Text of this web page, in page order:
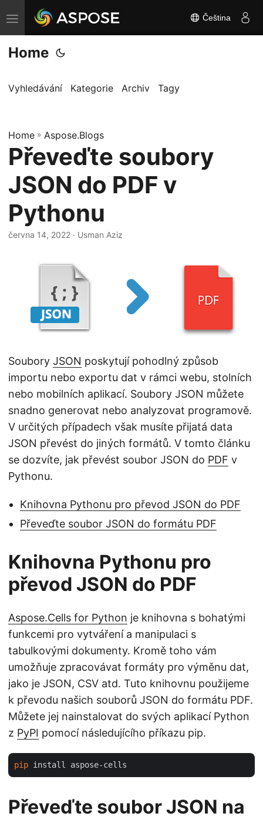
P
ř
e
n
t
n
a
g
a
Čeština
Home
Vyhledávání Kategorie Archiv Tagy
Home » Aspose.Blogs
Převeďte soubory
JSON do PDF v
Pythonu
června 14, 2022 · Usman Aziz
Soubory JSON poskytují pohodlný způsob
importu nebo exportu dat v rámci webu, stolních
nebo mobilních aplikací. Soubory JSON můžete
snadno generovat nebo analyzovat programově.
V určitých případech však musíte přijatá data
JSON převést do jiných formátů. V tomto článku
se dozvíte, jak převést soubor JSON do PDF v
Pythonu.
Knihovna Pythonu pro převod JSON do PDF
Převeďte soubor JSON do formátu PDF
Knihovna Pythonu pro
převod JSON do PDF
Aspose.Cells for Python je knihovna s bohatými
funkcemi pro vytváření a manipulaci s
tabulkovými dokumenty. Kromě toho vám
umožňuje zpracovávat formáty pro výměnu dat,
jako je JSON, CSV atd. Tuto knihovnu použijeme
k převodu našich souborů JSON do formátu PDF.
Můžete jej nainstalovat do svých aplikací Python
z PyPI pomocí následujícího příkazu pip.
pip
Převeďte soubor JSON na